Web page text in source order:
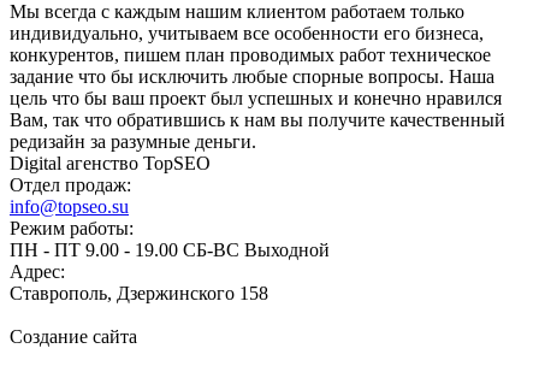
Мы всегда с каждым нашим клиентом работаем только
индивидуально, учитываем все особенности его бизнеса,
конкурентов, пишем план проводимых работ техническое
задание что бы исключить любые спорные вопросы. Наша
цель что бы ваш проект был успешных и конечно нравился
Вам, так что обратившись к нам вы получите качественный
редизайн за разумные деньги.
Digital агенство TopSEO
Отдел продаж:
info@topseo.su
Режим работы:
ПН - ПТ 9.00 - 19.00 СБ-ВС Выходной
Адрес:
Ставрополь, Дзержинского 158
Создание сайта